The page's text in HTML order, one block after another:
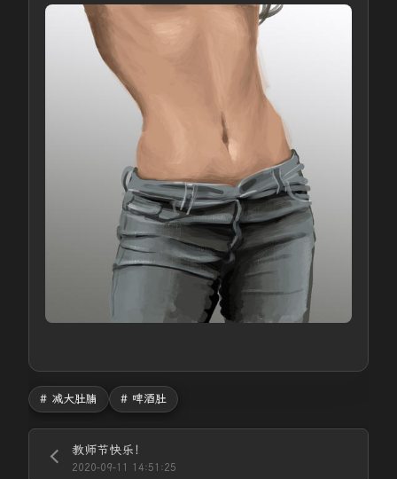
# 减大肚腩 # 啤酒肚
教师节快乐！
2020-09-11 14:51:25